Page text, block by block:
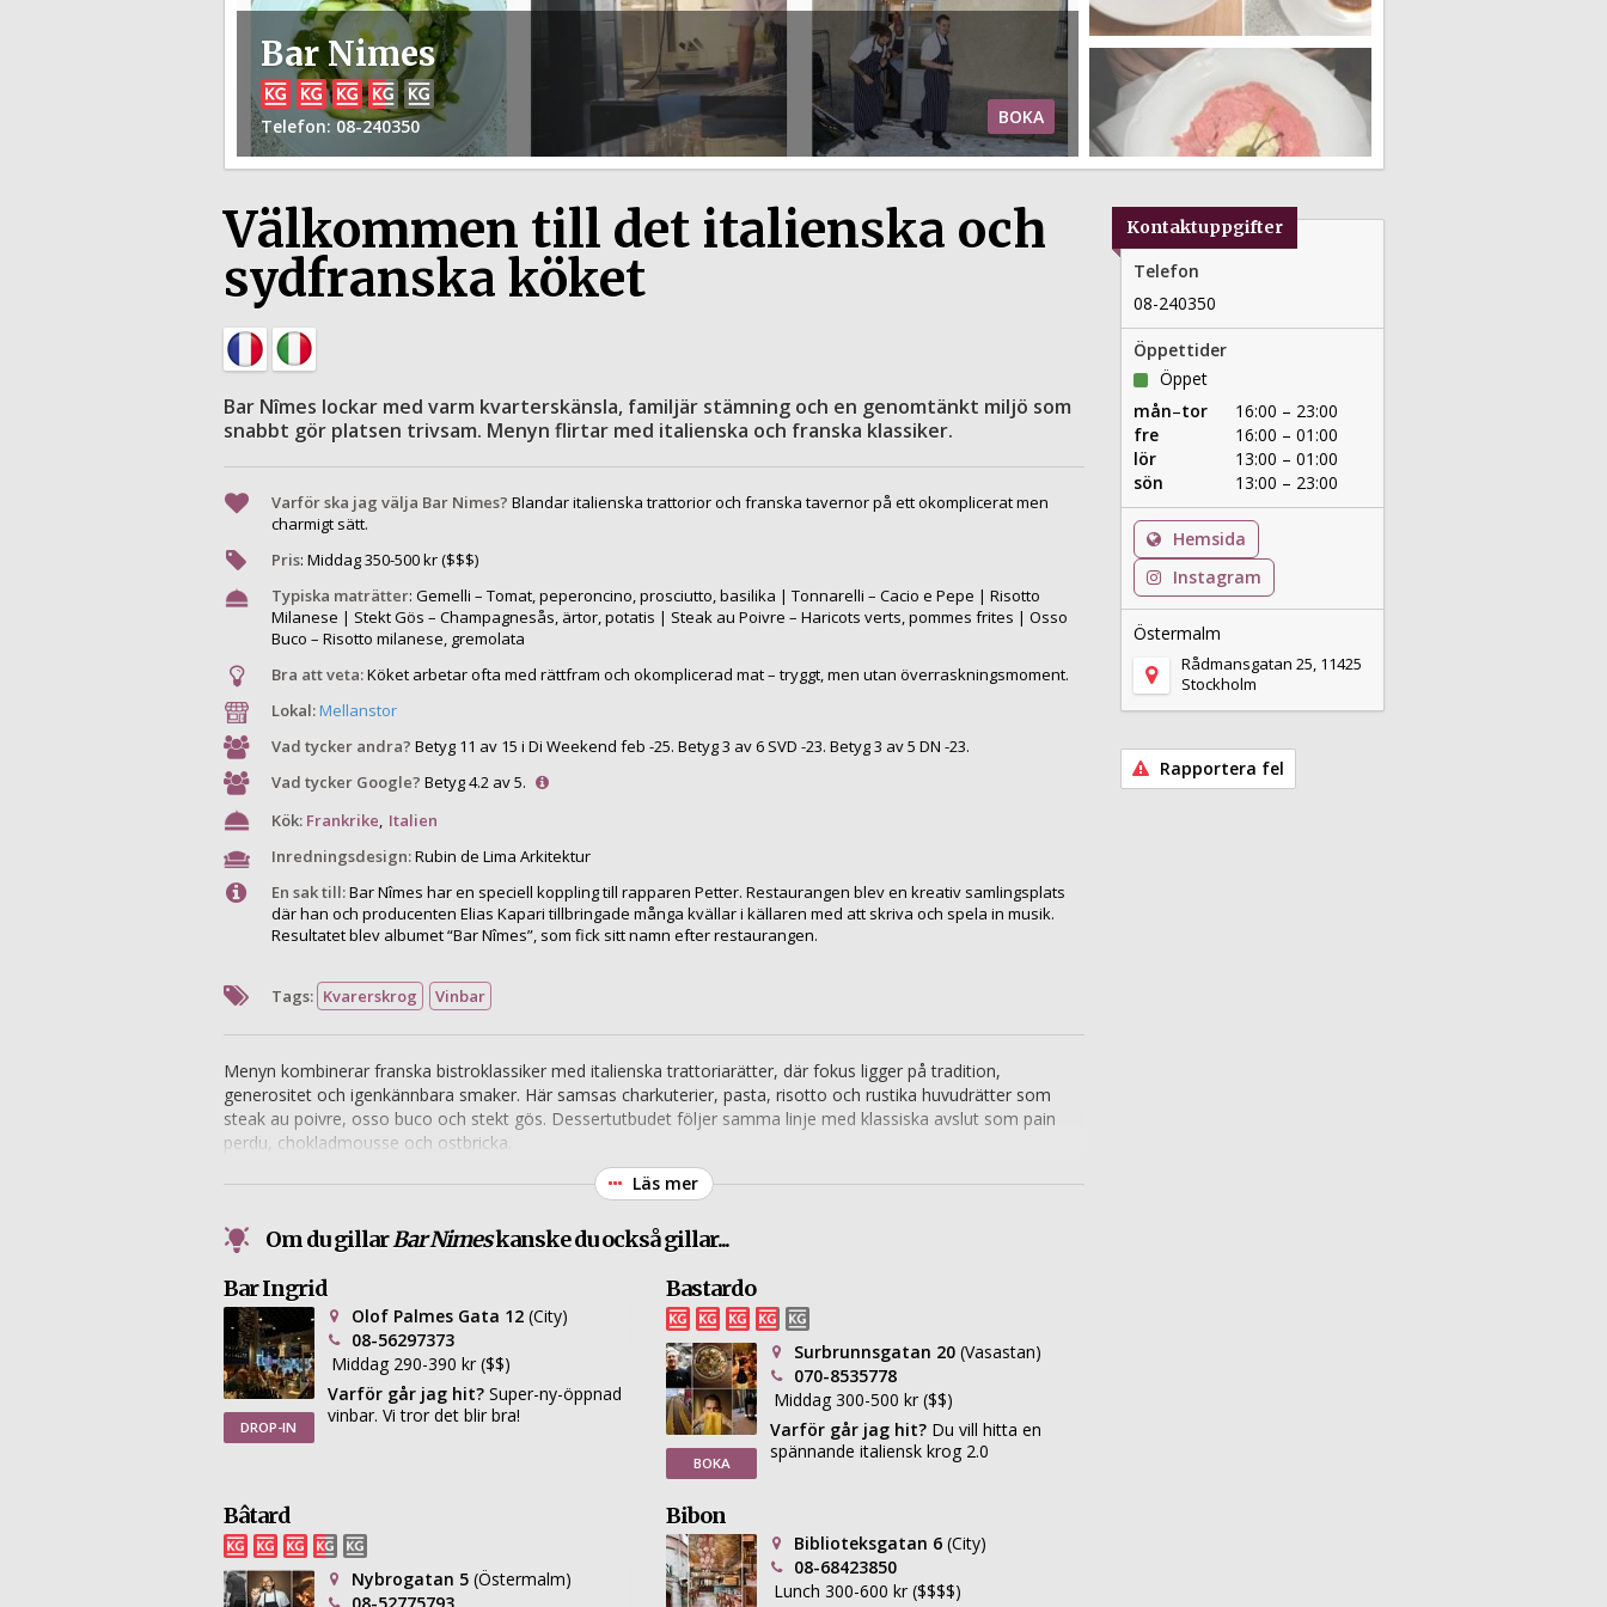
Bar Nimes
Telefon: 08-240350 BOKA
Välkommen till det italienska och
sydfranska köket
Bar Nîmes lockar med varm kvarterskänsla, familjär stämning och en genomtänkt miljö som
snabbt gör platsen trivsam. Menyn flirtar med italienska och franska klassiker.
Varför ska jag välja Bar Nimes? Blandar italienska trattorior och franska tavernor på ett okomplicerat men
charmigt sätt.
Pris: Middag350-500kr ($$$)
Typiska maträtter: Gemelli – Tomat, peperoncino, prosciutto, basilika | Tonnarelli – Cacio e Pepe | Risotto
Milanese | Stekt Gös – Champagnesås, ärtor, potatis | Steak au Poivre – Haricots verts, pommes frites | Osso
Buco – Risotto milanese, gremolata
Bra att veta:Köket arbetar ofta med rättfram och okomplicerad mat – tryggt, men utan överraskningsmoment.
Lokal:Mellanstor
Vad tycker andra? Betyg 11 av 15 i Di Weekend feb -25. Betyg 3 av 6 SVD -23. Betyg 3 av 5 DN -23.
Vad tycker Google? Betyg 4.2 av 5.
Kök: Frankrike, Italien
Inredningsdesign:Rubin de Lima Arkitektur
En sak till:Bar Nîmes har en speciell koppling till rapparen Petter. Restaurangen blev en kreativ samlingsplats
där han och producenten Elias Kapari tillbringade många kvällar i källaren med att skriva och spela in musik.
Resultatet blev albumet “Bar Nîmes”, som fick sitt namn efter restaurangen.
Tags: Kvarerskrog Vinbar
Menyn kombinerar franska bistroklassiker med italienska trattoriarätter, där fokus ligger på tradition,
generositet och igenkännbara smaker. Här samsas charkuterier, pasta, risotto och rustika huvudrätter som
steak au poivre, osso buco och stekt gös. Dessertutbudet följer samma linje med klassiska avslut som pain
perdu, chokladmousse och ostbricka.
Läs mer
Om du gillarBar Nimeskanske du också gillar...
Bar Ingrid
DROP-IN
Olof Palmes Gata 12 (City)
08-56297373
Middag 290-390 kr ($$)
Varför går jag hit? Super-ny-öppnad
vinbar. Vi tror det blir bra!
Bastardo
BOKA
Surbrunnsgatan 20 (Vasastan)
070-8535778
Middag 300-500 kr ($$)
Varför går jag hit? Du vill hitta en
spännande italiensk krog 2.0
Bâtard
Nybrogatan 5 (Östermalm)
Bibon
Biblioteksgatan 6 (City)
08-68423850
Lunch 300-600 kr ($$$$)
Kontaktuppgifter
Telefon
08-240350
Öppettider
Öppet
mån–tor
16:00 – 23:00
fre
16:00 – 01:00
lör
13:00 – 01:00
sön
13:00 – 23:00
Hemsida
Instagram
Östermalm
Rådmansgatan 25, 11425
Stockholm
Rapportera fel